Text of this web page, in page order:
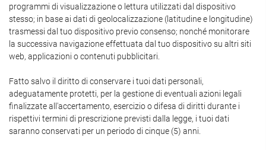
programmi di visualizzazione o lettura utilizzati dal dispositivo
stesso; in base ai dati di geolocalizzazione (latitudine e longitudine)
trasmessi dal tuo dispositivo previo consenso; nonché monitorare
la successiva navigazione effettuata dal tuo dispositivo su altri siti
web, applicazioni o contenuti pubblicitari.
Fatto salvo il diritto di conservare i tuoi dati personali,
adeguatamente protetti, per la gestione di eventuali azioni legali
finalizzate all'accertamento, esercizio o difesa di diritti durante i
rispettivi termini di prescrizione previsti dalla legge, i tuoi dati
saranno conservati per un periodo di cinque (5) anni.